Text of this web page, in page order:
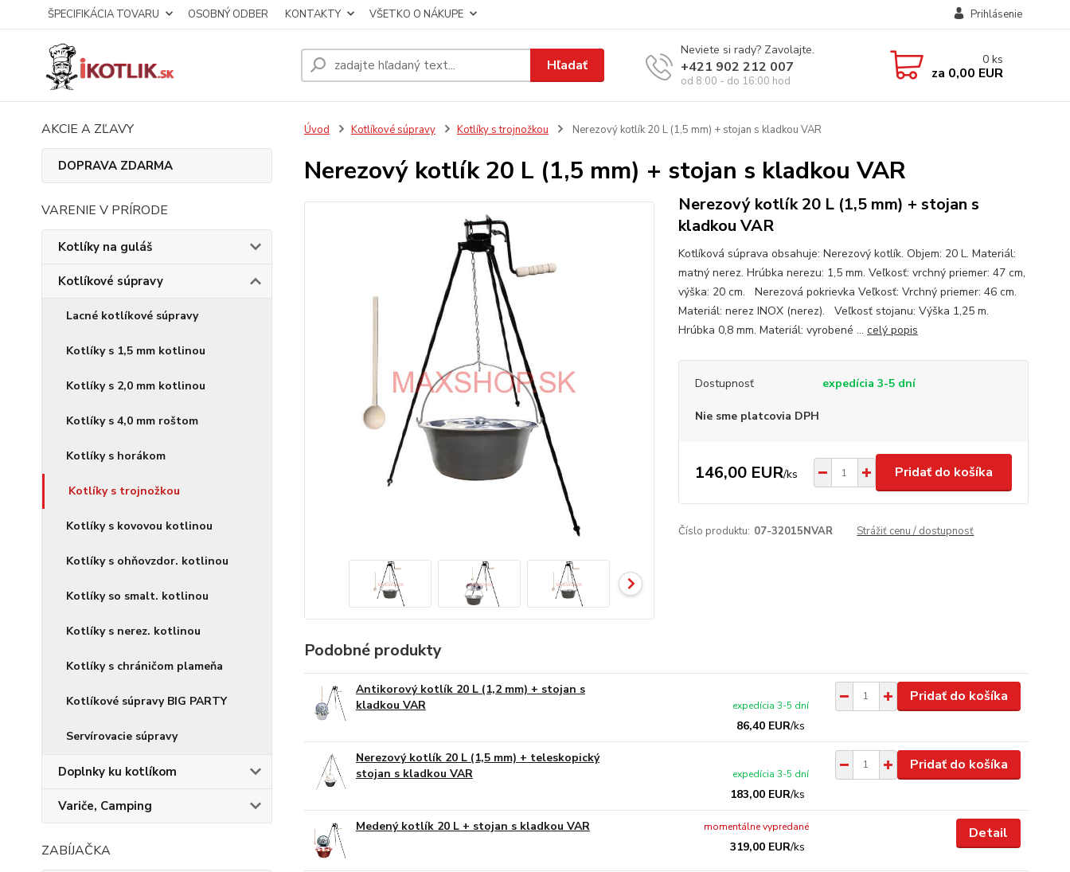
ŠPECIFIKÁCIA TOVARU OSOBNÝ ODBER KONTAKTY VŠETKO O NÁKUPE Prihlásenie
Hľadať
Neviete si rady? Zavolajte.
+421 902 212 007
od 8:00 - do 16:00 hod
0 ks
za 0,00 EUR
AKCIE A ZĽAVY
DOPRAVA ZDARMA
VARENIE V PRÍRODE
Kotlíky na guláš
Kotlíkové súpravy
Lacné kotlíkové súpravy
Kotlíky s 1,5 mm kotlinou
Kotlíky s 2,0 mm kotlinou
Kotlíky s 4,0 mm roštom
Kotlíky s horákom
Kotlíky s trojnožkou
Kotlíky s kovovou kotlinou
Kotlíky s ohňovzdor. kotlinou
Kotlíky so smalt. kotlinou
Kotlíky s nerez. kotlinou
Kotlíky s chráničom plameňa
Kotlíkové súpravy BIG PARTY
Servírovacie súpravy
Doplnky ku kotlíkom
Variče, Camping
ZABÍJAČKA
Úvod Kotlíkové súpravy Kotlíky s trojnožkou Nerezový kotlík 20 L (1,5 mm) + stojan s kladkou VAR
Nerezový kotlík 20 L (1,5 mm) + stojan s kladkou VAR
Nerezový kotlík 20 L (1,5 mm) + stojan s
kladkou VAR
Kotlíková súprava obsahuje: Nerezový kotlík. Objem: 20 L. Materiál:
matný nerez. Hrúbka nerezu: 1,5 mm. Veľkosť: vrchný priemer: 47 cm,
výška: 20 cm. Nerezová pokrievka Veľkosť: Vrchný priemer: 46 cm.
Materiál: nerez INOX (nerez). Veľkosť stojanu: Výška 1,25 m.
Hrúbka 0,8 mm. Materiál: vyrobené ... celý popis
Dostupnosť expedícia 3-5 dní
Nie sme platcovia DPH
146,00 EUR/ks Pridať do košíka
Číslo produktu: 07-32015NVAR Strážiť cenu / dostupnosť
Podobné produkty
Antikorový kotlík 20 L (1,2 mm) + stojan s
kladkou VAR
86,40 EUR/ks
expedícia 3-5 dní
Pridať do košíka
Nerezový kotlík 20 L (1,5 mm) + teleskopický
stojan s kladkou VAR
183,00 EUR/ks
expedícia 3-5 dní
Pridať do košíka
Medený kotlík 20 L + stojan s kladkou VAR
319,00 EUR/ks
momentálne vypredané Detail